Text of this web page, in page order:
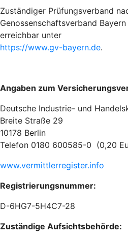
Zuständiger Prüfungsverband
Genossenschaftsverband
erreichbar unter
https://www.gv-bayern.de.
Angaben zum
Deutsche Industrie- und
Breite Straße 29
10178 Berlin
Telefon 0180 600585-0 (0,20
www.vermittlerregister.info
Registrierungsnummer:
D-6HG7-5H4C7-28
Zuständige Aufsichtsbehörde: